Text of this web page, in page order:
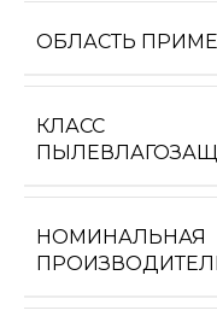
ОБЛАСТЬ
КЛАСС
НОМИНАЛЬНАЯ